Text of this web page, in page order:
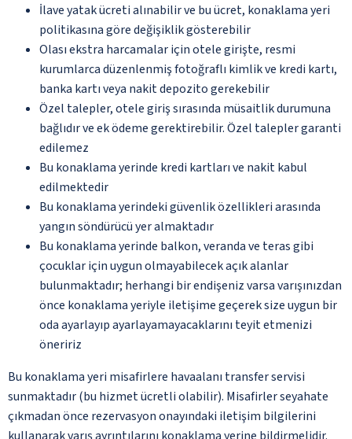
İlave yatak ücreti alınabilir ve bu ücret, konaklama yeri
politikasına göre değişiklik gösterebilir
Olası ekstra harcamalar için otele girişte, resmi
kurumlarca düzenlenmiş fotoğraflı kimlik ve kredi kartı,
banka kartı veya nakit depozito gerekebilir
Özel talepler, otele giriş sırasında müsaitlik durumuna
bağlıdır ve ek ödeme gerektirebilir. Özel talepler garanti
edilemez
Bu konaklama yerinde kredi kartları ve nakit kabul
edilmektedir
Bu konaklama yerindeki güvenlik özellikleri arasında
yangın söndürücü yer almaktadır
Bu konaklama yerinde balkon, veranda ve teras gibi
çocuklar için uygun olmayabilecek açık alanlar
bulunmaktadır; herhangi bir endişeniz varsa varışınızdan
önce konaklama yeriyle iletişime geçerek size uygun bir
oda ayarlayıp ayarlayamayacaklarını teyit etmenizi
öneririz
Bu konaklama yeri misafirlere havaalanı transfer servisi
sunmaktadır (bu hizmet ücretli olabilir). Misafirler seyahate
çıkmadan önce rezervasyon onayındaki iletişim bilgilerini
kullanarak varış ayrıntılarını konaklama yerine bildirmelidir.